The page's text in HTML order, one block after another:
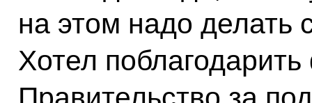
на этом надо делать
Хотел